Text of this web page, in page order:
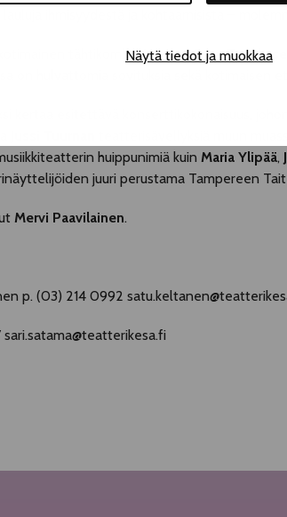
Näytä tiedot ja muokkaa
tähtikombo, Werner Bros.Tuukkasen
kertaa esitettävä konserttikokonaisuus,
huippunimiä kuin Maria Ylipää,
juuri perustama Tampereen
Mervi Paavilainen.
p. (03) 214 0992